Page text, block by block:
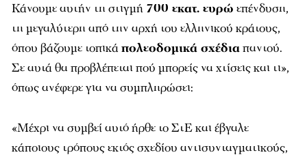
Κάνουμε αυτήν τη στιγμή 700 εκατ. ευρώ επένδυση,
τη μεγαλύτερη από την αρχή του ελληνικού κράτους,
όπου βάζουμε τοπικάπολεοδομικά σχέδιαπαντού.
Σε αυτά θα προβλέπεται πού μπορείς να χτίσεις και τι»,
όπως ανέφερε για να συμπληρώσει:
«Μέχρι να συμβεί αυτό ήρθε το ΣτΕ και έβγαλε
κάποιους τρόπους εκτός σχεδίου αντισυνταγματικούς,